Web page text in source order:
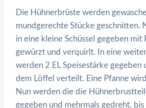
Die Hühnerbrüste werden
mundgerechte Stücke geschnitten.
in eine kleine Schüssel gegeben mit
gewürzt und verquirlt. In eine
werden 2 EL Speisestärke gegeben
dem Löffel verteilt. Eine Pfanne
Nun werden die die
gegeben und mehrmals gedreht,